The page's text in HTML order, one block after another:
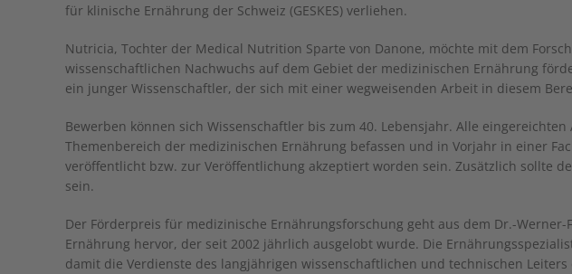
für klinische Ernährung der Schweiz (GESKES) verliehen.
Nutricia, Tochter der Medical Nutrition Sparte von Danone, möchte mit dem
wissenschaftlichen Nachwuchs auf dem Gebiet der medizinischen Ernährung
ein junger Wissenschaftler, der sich mit einer wegweisenden Arbeit in diesem
Bewerben können sich Wissenschaftler bis zum 40. Lebensjahr. Alle
Themenbereich der medizinischen Ernährung befassen und in Vorjahr in einer
veröffentlicht bzw. zur Veröffentlichung akzeptiert worden sein. Zusätzlich sollte
sein.
Der Förderpreis für medizinische Ernährungsforschung geht aus dem Dr.-
Ernährung hervor, der seit 2002 jährlich ausgelobt wurde. Die
damit die Verdienste des langjährigen wissenschaftlichen und technischen Leiters